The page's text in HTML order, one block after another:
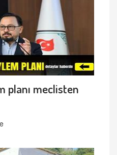
planı meclisten